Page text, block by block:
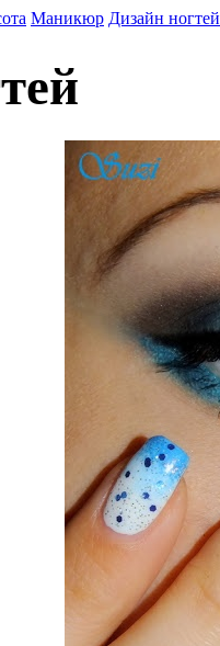
Маникюр Дизайн ногтей